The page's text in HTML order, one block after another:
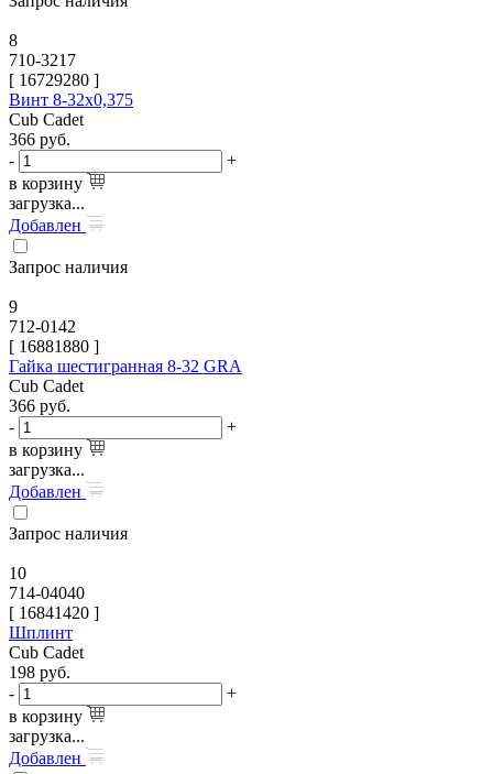
8
710-3217
[ 16729280 ]
Винт 8-32х0,375
Cub Cadet
366 руб.
-
+
в корзину
загрузка...
Добавлен
Запрос наличия
9
712-0142
[ 16881880 ]
Гайка шестигранная 8-32 GRA
Cub Cadet
366 руб.
-
+
в корзину
загрузка...
Добавлен
Запрос наличия
10
714-04040
[ 16841420 ]
Шплинт
Cub Cadet
198 руб.
-
+
в корзину
загрузка...
Добавлен